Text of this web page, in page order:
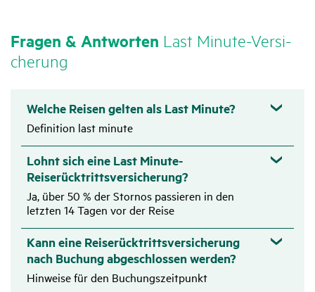
Fragen & Antworten Last Minute-Versi­
che­rung
Welche Reisen gelten als Last Minute?
Definition last minute
Lohnt sich eine Last Minute-
Reiserücktrittsversicherung?
Ja, über 50 % der Stornos passieren in den
letzten 14 Tagen vor der Reise
Kann eine Reiserücktrittsversicherung
nach Buchung abgeschlossen werden?
Hinweise für den Buchungszeitpunkt